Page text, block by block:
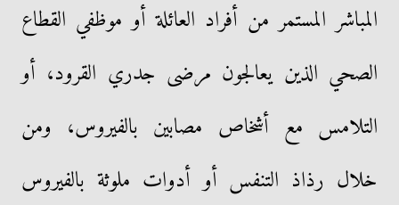
المباشر المستمر من أفراد العائلة أو موظفي القطاع
الصحي الذين يعالجون مرضى جدري القرود، أو
التلامس مع أشخاص مصابين بالفيروس، ومن
خلال رذاذ التنفس أو أدوات ملوثة بالفيروس